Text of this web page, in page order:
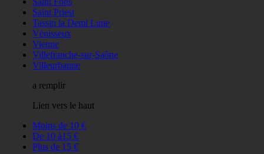
Saint Priest
Tassin la Demi Lune
Vénisseux
Vienne
Villefranche-sur-Saône
Villeurbanne
a remplir
Lien vers le haut
Moins de 10 €
De 10 à15 €
Plus de 15 €